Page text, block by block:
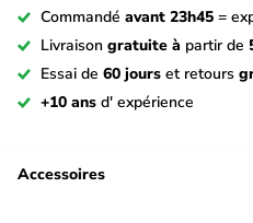
Commandé avant 23h45 =
Livraison gratuite à partir de
Essai de 60 jours et retours
+10 ans d' expérience
Accessoires